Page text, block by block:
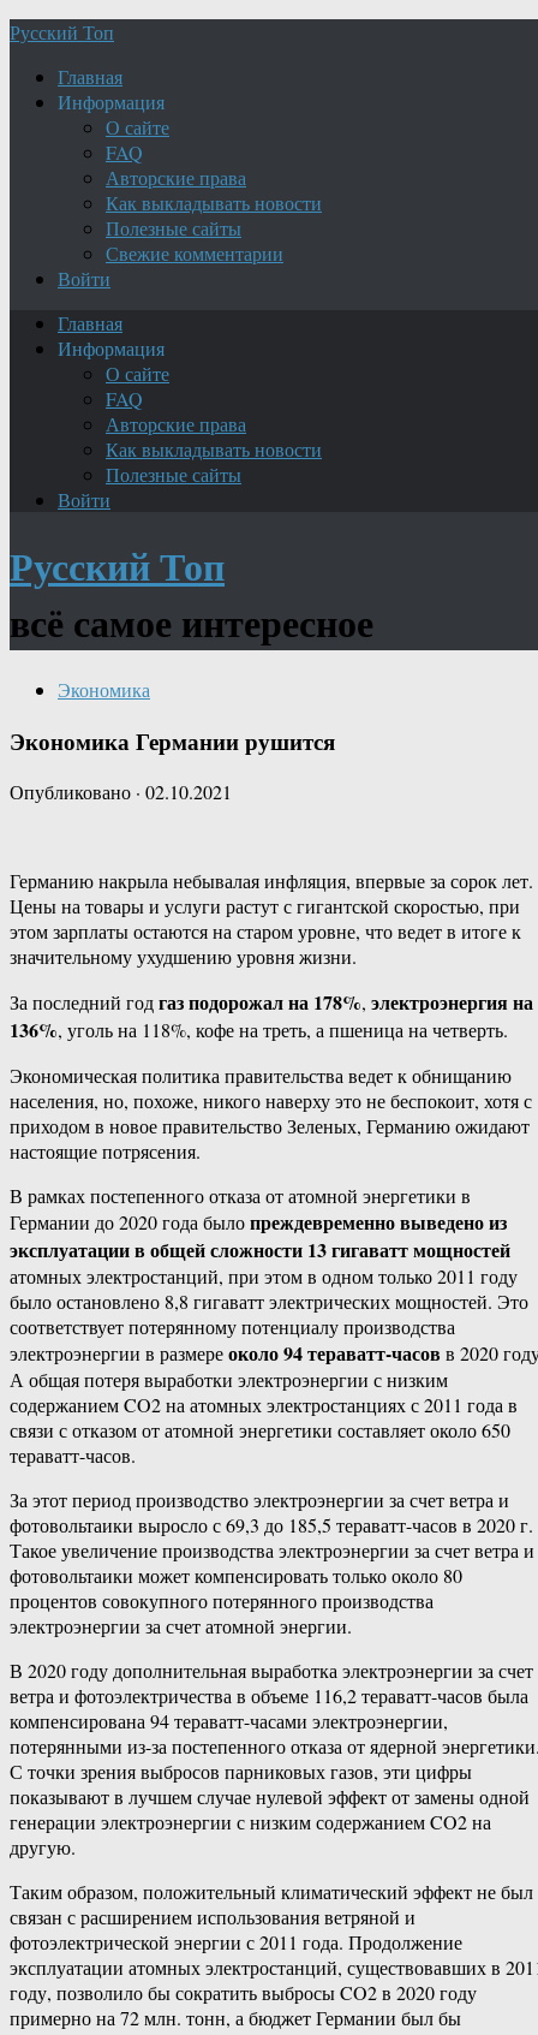
Русский Топ
Главная
Информация
О сайте
FAQ
Авторские права
Как выкладывать новости
Полезные сайты
Свежие комментарии
Войти
Главная
Информация
О сайте
FAQ
Авторские права
Как выкладывать новости
Полезные сайты
Войти
Русский Топ
всё самое интересное
Экономика
Экономика Германии рушится
Опубликовано · 02.10.2021
Германию накрыла небывалая инфляция, впервые за сорок лет.
Цены на товары и услуги растут с гигантской скоростью, при
этом зарплаты остаются на старом уровне, что ведет в итоге к
значительному ухудшению уровня жизни.
За последний годгаз подорожал на 178%, электроэнергия на
136%, уголь на 118%, кофе на треть, а пшеница на четверть.
Экономическая политика правительства ведет к обнищанию
населения, но, похоже, никого наверху это не беспокоит, хотя с
приходом в новое правительство Зеленых, Германию ожидают
настоящие потрясения.
В рамках постепенного отказа от атомной энергетики в
Германии до 2020 года былопреждевременно выведено из
эксплуатации в общей сложности 13 гигаватт мощностей
атомных электростанций, при этом в одном только 2011 году
было остановлено 8,8 гигаватт электрических мощностей. Это
соответствует потерянному потенциалу производства
электроэнергии в размереоколо 94 тераватт-часов в 2020
А общая потеря выработки электроэнергии с низким
содержанием CO2 на атомных электростанциях с 2011 года в
связи с отказом от атомной энергетики составляет около 650
тераватт-часов.
За этот период производство электроэнергии за счет ветра и
фотовольтаики выросло с 69,3 до 185,5 тераватт-часов в 2020 г.
Такое увеличение производства электроэнергии за счет ветра и
фотовольтаики может компенсировать только около 80
процентов совокупного потерянного производства
электроэнергии за счет атомной энергии.
В 2020 году дополнительная выработка электроэнергии за счет
ветра и фотоэлектричества в объеме 116,2 тераватт-часов была
компенсирована 94 тераватт-часами электроэнергии,
потерянными из-за постепенного отказа от ядерной
С точки зрения выбросов парниковых газов, эти цифры
показывают в лучшем случае нулевой эффект от замены одной
генерации электроэнергии с низким содержанием CO2 на
другую.
Таким образом, положительный климатический эффект не был
связан с расширением использования ветряной и
фотоэлектрической энергии с 2011 года. Продолжение
эксплуатации атомных электростанций, существовавших в
году, позволило бы сократить выбросы CO2 в 2020 году
примерно на 72 млн. тонн, а бюджет Германии был бы